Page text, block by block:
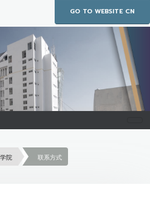
GO TO WEBSITE CN
院 联系方式